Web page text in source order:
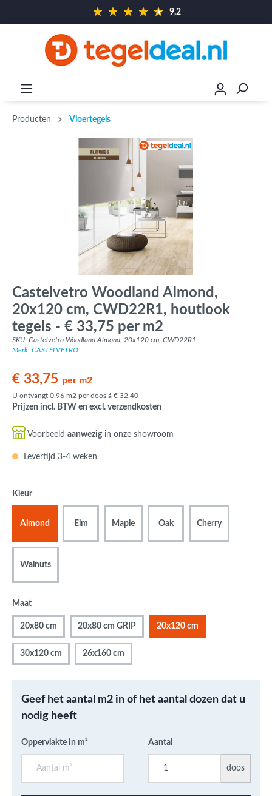
9,2
Producten Vloertegels
Castelvetro Woodland Almond,
20x120 cm, CWD22R1, houtlook
tegels - € 33,75 per m2
SKU: Castelvetro Woodland Almond, 20x120 cm, CWD22R1
Merk: CASTELVETRO
€ 33,75 per m2
U ontvangt 0.96 m2 per doos á € 32,40
Prijzen incl. BTW en excl. verzendkosten
Voorbeeld aanwezigin onze showroom
Levertijd 3-4 weken
Kleur
Almond Elm Maple Oak Cherry
Walnuts
Maat
20x80 cm 20x80 cm GRIP 20x120 cm
30x120 cm 26x160 cm
Geef het aantal m2 in of het aantal dozen dat u
nodig heeft
Oppervlakte in m² Aantal
doos